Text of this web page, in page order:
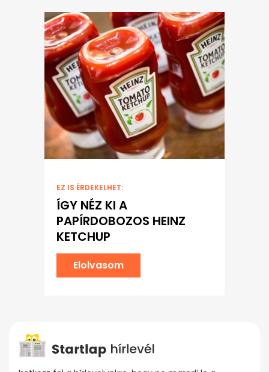
EZ IS ÉRDEKELHET:
ÍGY NÉZ KI A
PAPÍRDOBOZOS HEINZ
KETCHUP
Elolvasom